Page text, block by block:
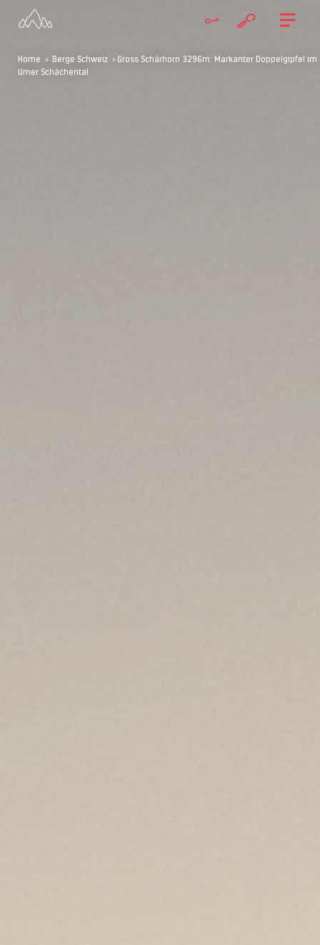
Home > Berge Schweiz > Gross Schärhorn 3296m: Markanter Doppelgipfel im
Urner Schächental